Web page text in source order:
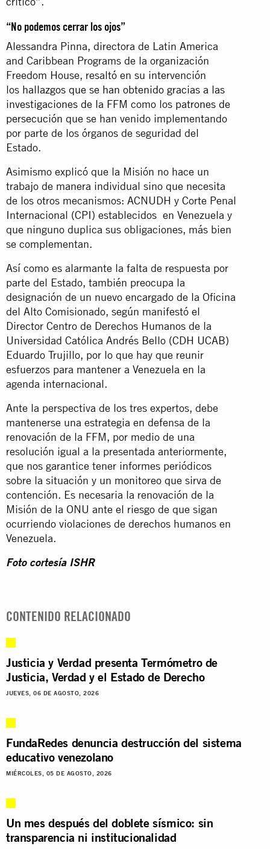
“No podemos cerrar los ojos”
Alessandra Pinna, directora de Latin America
and Caribbean Programs de la organización
Freedom House, resaltó en su intervención
los hallazgos que se han obtenido gracias a las
investigaciones de la FFM como los patrones de
persecución que se han venido implementando
por parte de los órganos de seguridad del
Estado.
Asimismo explicó que la Misión no hace un
trabajo de manera individual sino que necesita
de los otros mecanismos: ACNUDH y Corte Penal
Internacional (CPI) establecidos en Venezuela y
que ninguno duplica sus obligaciones, más bien
se complementan.
Así como es alarmante la falta de respuesta por
parte del Estado, también preocupa la
designación de un nuevo encargado de la Oficina
del Alto Comisionado, según manifestó el
Director Centro de Derechos Humanos de la
Universidad Católica Andrés Bello (CDH UCAB)
Eduardo Trujillo, por lo que hay que reunir
esfuerzos para mantener a Venezuela en la
agenda internacional.
Ante la perspectiva de los tres expertos, debe
mantenerse una estrategia en defensa de la
renovación de la FFM, por medio de una
resolución igual a la presentada anteriormente,
que nos garantice tener informes periódicos
sobre la situación y un monitoreo que sirva de
contención. Es necesaria la renovación de la
Misión de la ONU ante el riesgo de que sigan
ocurriendo violaciones de derechos humanos en
Venezuela.
Foto cortesía ISHR
CONTENIDO RELACIONADO
Justicia y Verdad presenta Termómetro de
Justicia, Verdad y el Estado de Derecho
JUEVES, 06 DE AGOSTO, 2026
FundaRedes denuncia destrucción del sistema
educativo venezolano
MIÉRCOLES, 05 DE AGOSTO, 2026
Un mes después del doblete sísmico: sin
transparencia ni institucionalidad